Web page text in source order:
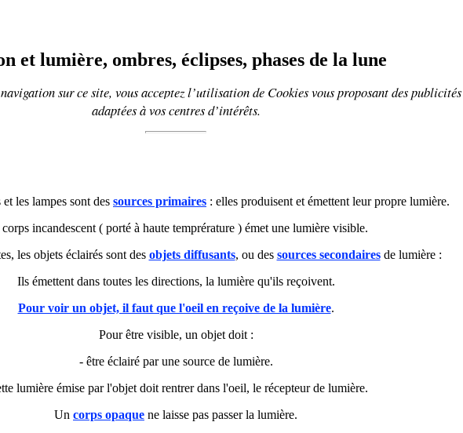
et lumière, ombres, éclipses, phases de la lune
sur ce site, vous acceptez l’utilisation de Cookies vous proposant des publicités
adaptées à vos centres d’intérêts.
les lampes sont des sources primaires : elles produisent et émettent leur propre lumière.
incandescent ( porté à haute temprérature ) émet une lumière visible.
les objets éclairés sont des objets diffusants, ou des sources secondairesde lumière :
Ils émettent dans toutes les directions, la lumière qu'ils reçoivent.
Pour voir un objet, il faut que l'oeil en reçoive de la lumière.
Pour être visible, un objet doit :
- être éclairé par une source de lumière.
lumière émise par l'objet doit rentrer dans l'oeil, le récepteur de lumière.
Un corps opaque ne laisse pas passer la lumière.